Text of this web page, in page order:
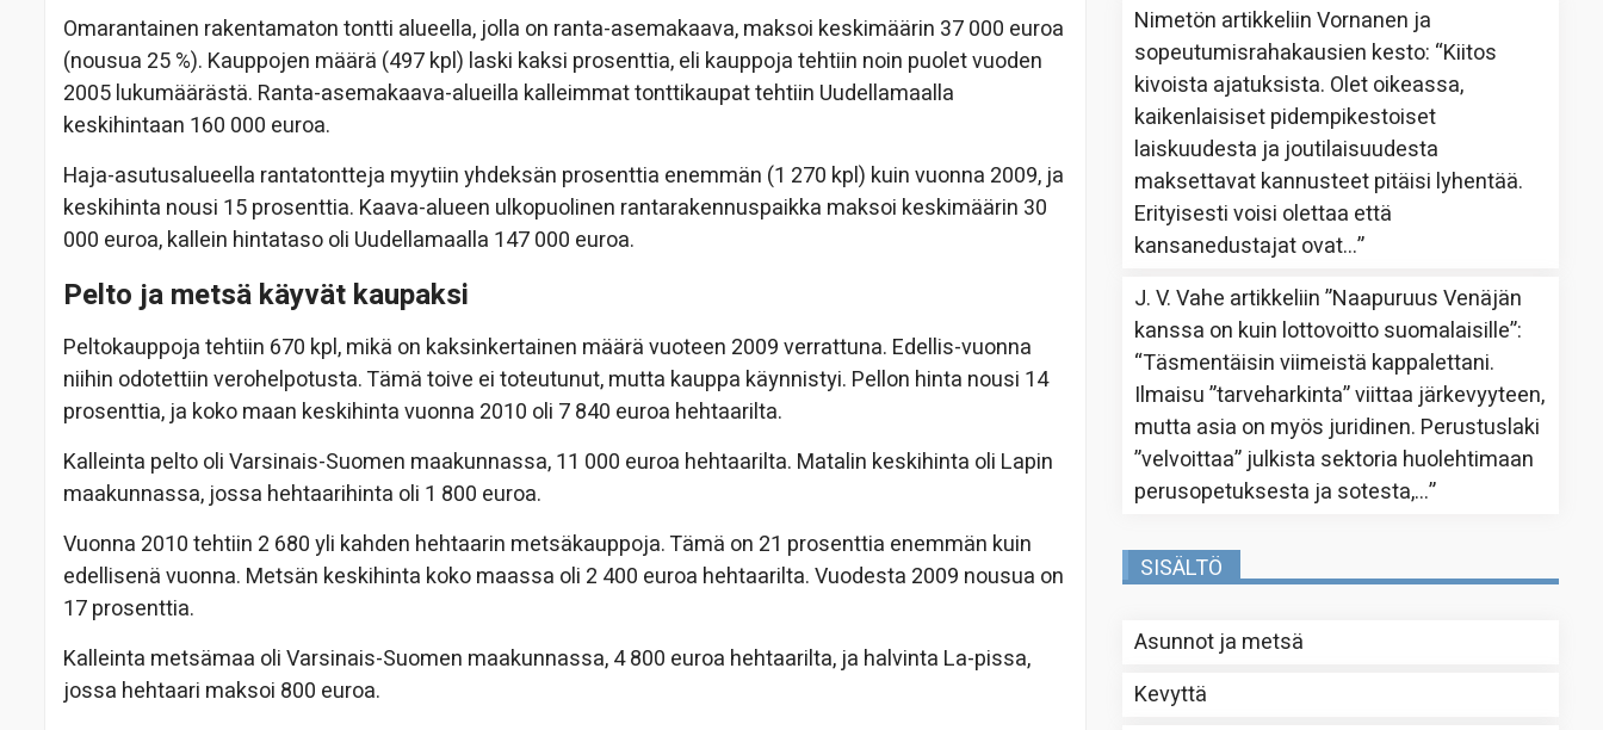
Omarantainen rakentamaton tontti alueella, jolla on ranta-asemakaava, maksoi keskimäärin 37 000 euroa
(nousua 25 %). Kauppojen määrä (497 kpl) laski kaksi prosenttia, eli kauppoja tehtiin noin puolet vuoden
2005 lukumäärästä. Ranta-asemakaava-alueilla kalleimmat tonttikaupat tehtiin Uudellamaalla
keskihintaan 160 000 euroa.
Haja-asutusalueella rantatontteja myytiin yhdeksän prosenttia enemmän (1 270 kpl) kuin vuonna 2009, ja
keskihinta nousi 15 prosenttia. Kaava-alueen ulkopuolinen rantarakennuspaikka maksoi keskimäärin 30
000 euroa, kallein hintataso oli Uudellamaalla 147 000 euroa.
Pelto ja metsä käyvät kaupaksi
Peltokauppoja tehtiin 670 kpl, mikä on kaksinkertainen määrä vuoteen 2009 verrattuna. Edellis-vuonna
niihin odotettiin verohelpotusta. Tämä toive ei toteutunut, mutta kauppa käynnistyi. Pellon hinta nousi 14
prosenttia, ja koko maan keskihinta vuonna 2010 oli 7 840 euroa hehtaarilta.
Kalleinta pelto oli Varsinais-Suomen maakunnassa, 11 000 euroa hehtaarilta. Matalin keskihinta oli Lapin
maakunnassa, jossa hehtaarihinta oli 1 800 euroa.
Vuonna 2010 tehtiin 2 680 yli kahden hehtaarin metsäkauppoja. Tämä on 21 prosenttia enemmän kuin
edellisenä vuonna. Metsän keskihinta koko maassa oli 2 400 euroa hehtaarilta. Vuodesta 2009 nousua on
17 prosenttia.
Kalleinta metsämaa oli Varsinais-Suomen maakunnassa, 4 800 euroa hehtaarilta, ja halvinta La-pissa,
jossa hehtaari maksoi 800 euroa.
Nimetön artikkeliinVornanen ja
sopeutumisrahakausien kesto: “Kiitos
kivoista ajatuksista. Olet oikeassa,
kaikenlaisiset pidempikestoiset
laiskuudesta ja joutilaisuudesta
maksettavat kannusteet pitäisi lyhentää.
Erityisesti voisi olettaa että
kansanedustajat ovat…”
J. V. Vahe artikkeliin”Naapuruus Venäjän
kanssa on kuin lottovoitto suomalaisille”:
“Täsmentäisin viimeistä kappalettani.
Ilmaisu ”tarveharkinta” viittaa järkevyyteen,
mutta asia on myös juridinen. Perustuslaki
”velvoittaa” julkista sektoria huolehtimaan
perusopetuksesta ja sotesta,…”
SISÄLTÖ
Asunnot ja metsä
Kevyttä